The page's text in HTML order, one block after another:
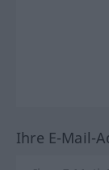
Ihre E-Mail-